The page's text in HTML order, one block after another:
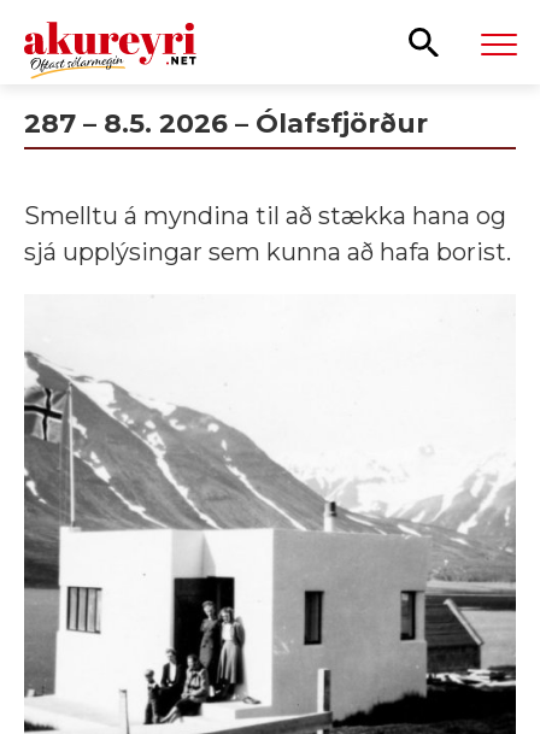
Leita
287 – 8.5. 2026 – Ólafsfjörður
Smelltu á myndina til að stækka hana og
sjá upplýsingar sem kunna að hafa borist.